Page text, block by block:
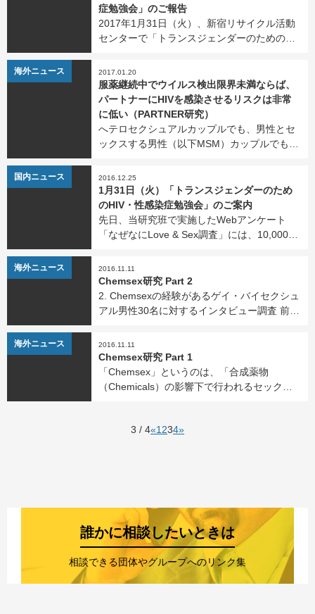
[…]
症勉強会」のご報告
2017年1月31日（火）、新宿リサイクル活動
センターで「トランスジェンダーのための
ランスジェンダー当事者を始めとする25名の
方に参加いただき、盛会のうちに終了しまし
た。 はじめ […]
海外ニュース 2017.01.20
服薬継続中でウイルス検出限界未満ならば、
パートナーにHIVを感染させるリスクは非常
に低い（PARTNER研究）
へテロセクシュアルカップルでも、男性とセ
ックスする男性（以下MSM）カップルでも、
いているHIV陽性者からは、HIV陰性のセック
スパートナーへHIVを感染させる可能性は非
常に低く […]
NEWS
国内ニュース 2016.12.25
1月31日（火）「トランスジェンダーのため
のHIV・性感染症勉強会」のご案内
先日、当研究班で実施したWebアンケート
「なぜなにLove & Sex調査」には、10,000名
うもありがとうございました。 ゲイ・バイセ
クシュアル男性向けの調査ではありま […]
海外ニュース 2016.11.11
Chemsex研究 Part 2
2. Chemsexの経験があるゲイ・バイセクシュ
アル男性30名に対するインタビュー調査 前回
MSMの薬物使用下でのセックスに関する研究
「Chemsex研究」の中から、南ロンド […]
海外ニュース 2016.11.11
Chemsex研究 Part 1
「Chemsex」というのは、「合成薬物
（Chemicals）の影響下で行われるセック
都市のゲイシーンでは、GHB/GBLやメフェド
3 / 4«1 234»
誰かに相談したいときは
相談できる団体やグループへのリンク集